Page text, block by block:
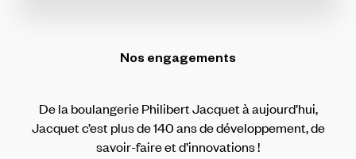
Nos engagements
De la boulangerie Philibert Jacquet à aujourd’hui,
Jacquet c’est plus de 140 ans de développement, de
savoir-faire et d’innovations !